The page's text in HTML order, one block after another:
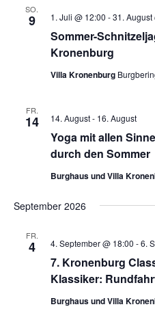
Unternehmungen
Kontakt
SO.
9
Sommer-
Kronenburg
1. Juli @ 12:00 -31. August
Villa Kronenburg
FR.
14
Yoga mit allen
durch den Sommer
14. August- 16. August
Burghaus und Villa
September 2026
FR.
4
7. Kronenburg
Klassiker:
4. September @ 18:00 -6.
Burghaus und Villa